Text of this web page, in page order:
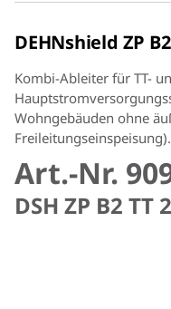
DEHNshield ZP
Kombi-Ableiter für TT-
Wohngebäuden ohne
Freileitungseinspeisung).
Art.-Nr.
DSH ZP B2 TT